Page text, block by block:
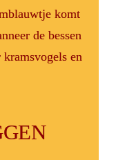
komt
de bessen
en